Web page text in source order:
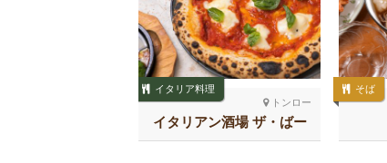
トンロー
イタリア料理
イタリアン酒場 ザ・ばー
る トンロー
そば